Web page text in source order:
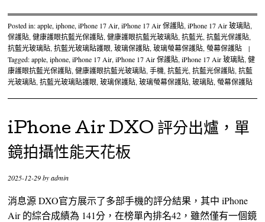
Posted in:apple,iphone,iPhone 17 Air,iPhone 17 Air 保護貼,iPhone 17 Air 玻璃貼,
保護貼,健康護眼抗藍光保護貼,健康護眼抗藍光玻璃貼,抗藍光,抗藍光保護貼,
抗藍光玻璃貼,抗藍光玻璃貼護眼,玻璃保護貼,玻璃螢幕保護貼,螢幕保護貼
|
Tagged:apple,iphone,iPhone 17 Air,iPhone 17 Air 保護貼,iPhone 17 Air 玻璃貼,健
康護眼抗藍光保護貼,健康護眼抗藍光玻璃貼,手機,抗藍光,抗藍光保護貼,抗藍
光玻璃貼,抗藍光玻璃貼護眼,玻璃保護貼,玻璃螢幕保護貼,玻璃貼,螢幕保護貼
iPhone Air DXO 評分出爐，單
鏡拍攝性能天花板
2025-12-29byadmin
消息源 DXO官方展示了多部手機的評分結果，其中 iPhone
Air 的綜合成績為 141分，在榜單內排名42，雖然僅有一個鏡